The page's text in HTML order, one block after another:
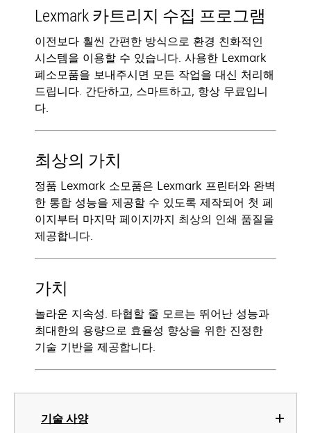
기술 사양
Lexmark 카트리지 수집 프로그램
이전보다 훨씬 간편한 방식으로 환경 친화적인
시스템을 이용할 수 있습니다. 사용한 Lexmark
폐소모품을 보내주시면 모든 작업을 대신 처리해
드립니다. 간단하고, 스마트하고, 항상 무료입니
다.
최상의 가치
정품 Lexmark 소모품은 Lexmark 프린터와 완벽
한 통합 성능을 제공할 수 있도록 제작되어 첫 페
이지부터 마지막 페이지까지 최상의 인쇄 품질을
제공합니다.
가치
놀라운 지속성. 타협할 줄 모르는 뛰어난 성능과
최대한의 용량으로 효율성 향상을 위한 진정한
기술 기반을 제공합니다.